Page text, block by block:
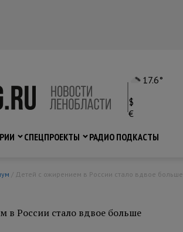
17.6°
$
€
СПЕЦПРОЕКТЫ РАДИО ПОДКАСТЫ
/ Детей с ожирением в России стало вдвое больше
в России стало вдвое больше